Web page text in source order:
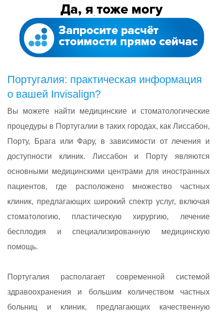
Португалия: практическая информация
о вашей Invisalign?
Вы можете найти медицинские и стоматологические
процедуры в Португалии в таких городах, как Лиссабон,
Порту, Брага или Фару, в зависимости от лечения и
доступности клиник. Лиссабон и Порту являются
основными медицинскими центрами для иностранных
пациентов, где расположено множество частных
клиник, предлагающих широкий спектр услуг, включая
стоматологию, пластическую хирургию, лечение
бесплодия и специализированную медицинскую
помощь.
Португалия располагает современной системой
здравоохранения и большим количеством частных
больниц и клиник, предлагающих качественную